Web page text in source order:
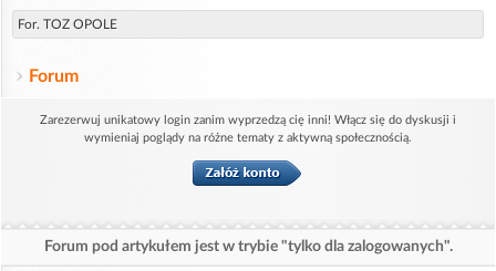
For. TOZ OPOLE
Forum
Zarezerwuj unikatowy login zanim wyprzedzą cię inni! Włącz się do dyskusji i
wymieniaj poglądy na różne tematy z aktywną społecznością.
Forum pod artykułem jest w trybie "tylko dla zalogowanych".